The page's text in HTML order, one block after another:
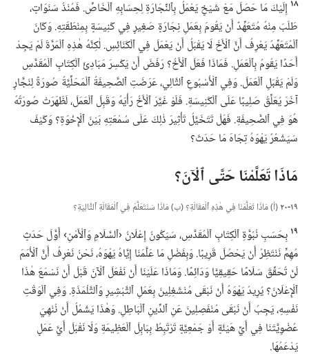
١٨ إِلَيْكَ مَا حَصَلَ مَعْ شَيْخٍ يَعْمَلُ بِٱلنِّجَارَةِ لِحِسَابِهِ ٱلْخَاصِّ.‏ فَمُنْذُ سَنَوَاتٍ،‏
طَلَبَ مِنْهُ مُتَعَهِّدٌ أَنْ يَقُومَ بِعَمَلِ نِجَارَةٍ صَغِيرٍ فِي كَنِيسَةٍ بِمِنْطَقَتِهِ.‏ وَكَانَ
ٱلْمُتَعَهِّدُ يَعْرِفُ أَنَّ ٱلْأَخَ لَا يَقْبَلُ أَنْ يَعْمَلَ فِي ٱلْكَنَائِسِ.‏ لٰكِنَّهُ هٰذِهِ ٱلْمَرَّةَ لَمْ يَجِدْ
أَحَدًا يَقُومُ بِٱلْعَمَلِ.‏ فَمَاذَا فَعَلَ ٱلْأَخُ؟‏ رَفَضَ أَنْ يَكْسِرَ مَبَادِئَ ٱلْكِتَابِ ٱلْمُقَدَّسِ
وَلَمْ يَقْبَلِ ٱلْعَمَلَ.‏ وَفِي ٱلْأُسْبُوعِ ٱلتَّالِي،‏ عَرَضَتِ ٱلصَّحِيفَةُ ٱلْمَحَلِّيَّةُ صُورَةً لِنَجَّارٍ
آخَرَ يُعَلِّقُ صَلِيبًا عَلَى ٱلْكَنِيسَةِ.‏ فَلَوْ غَيَّرَ ٱلْأَخُ رَأْيَهُ وَقَبِلَ ٱلْعَمَلَ،‏ لَظَهَرَتْ صُورَتُهُ
هُوَ فِي ٱلصَّحِيفَةِ.‏ فَهَلْ تَتَخَيَّلُ تَأْثِيرَ ذٰلِكَ عَلَى سُمْعَتِهِ بَيْنَ ٱلْإِخْوَةِ؟‏ وَكَيْفَ
سَيَشْعُرُ يَهْوَهُ تِجَاهَ مَا حَدَثَ؟‏
مَاذَا تَعَلَّمْنَا حَتَّى ٱلْآنَ؟‏
١٩-‏٢٠
(‏أ)‏ مَاذَا تَعَلَّمْنَا فِي هٰذِهِ ٱلْمَقَالَةِ؟‏ (‏ب)‏ مَاذَا سَنَتَعَلَّمُ فِي ٱلْمَقَالَةِ ٱلتَّالِيَةِ؟‏
١٩ بِحَسَبِ نُبُوَّةِ ٱلْكِتَابِ ٱلْمُقَدَّسِ،‏ سَيَكُونُ إِعْلَانُ ‹ٱلسَّلَامِ وَٱلْأَمْنِ› أَوَّلَ حَدَثٍ
مُهِمٍّ نَنْتَظِرُ أَنْ يَحْصُلَ قَرِيبًا.‏ وَبِفَضْلِ مَا عَلَّمَنَا إِيَّاهُ يَهْوَهُ،‏ نَحْنُ نَعْرِفُ أَنَّ ٱلْأُمَمَ
لَنْ تُحَقِّقَ سَلَامًا حَقِيقِيًّا وَدَائِمًا.‏ وَمَاذَا عَلَيْنَا أَنْ نَفْعَلَ ٱلْآنَ قَبْلَ أَنْ نَسْمَعَ هٰذَا
ٱلْإِعْلَانَ؟‏ يُرِيدُ يَهْوَهُ أَنْ نَبْقَى مُنْشَغِلِينَ بِعَمَلِ ٱلتَّبْشِيرِ وَٱلتَّلْمَذَةِ.‏ وَفِي ٱلْوَقْتِ
نَفْسِهِ،‏ يَجِبُ أَنْ نَبْقَى مُنْفَصِلِينَ عَنِ ٱلدِّينِ ٱلْبَاطِلِ.‏ وَهٰذَا يَشْمُلُ أَنْ نُنْهِيَ
عُضْوِيَّتَنَا فِي أَيِّ هَيْئَةٍ أَوْ جَمْعِيَّةٍ تَرْتَبِطُ بِبَابِلَ ٱلْعَظِيمَةِ وَلَا نَقْبَلَ أَيَّ عَمَلٍ
يَدْعَمُهَا.‏